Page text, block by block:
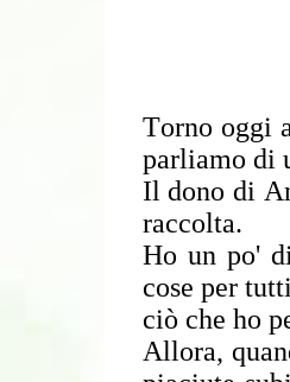
Torno oggi
parliamo di
Il dono di
raccolta.
Ho un po'
cose per
ciò che ho
Allora,